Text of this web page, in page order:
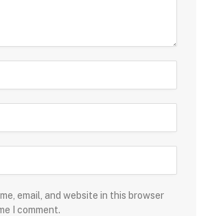
email, and website in this browser
I comment.